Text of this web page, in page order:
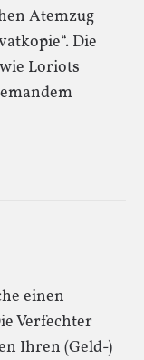
Atemzug
Die
Loriots
einen
Verfechter
Ihren (Geld-)